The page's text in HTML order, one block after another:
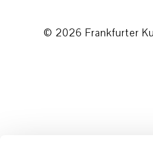
© 2026 Frankfurter